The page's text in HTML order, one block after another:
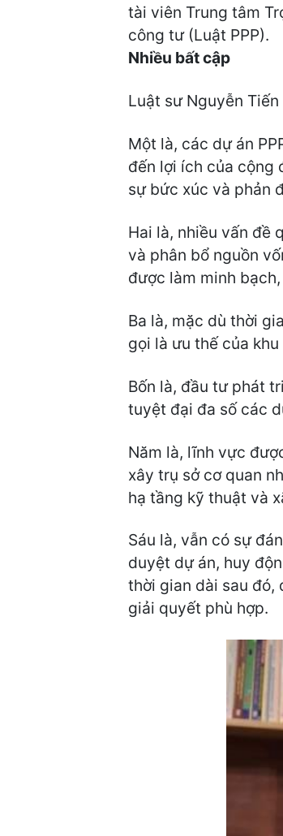
tài viên Trung tâm
công tư (Luật PPP).
Nhiều bất cập
Luật sư Nguyễn
Một là, các dự án
đến lợi ích của cộng
sự bức xúc và phản
Hai là, nhiều vấn đề
và phân bổ nguồn
được làm minh
Ba là, mặc dù thời
gọi là ưu thế của
Bốn là, đầu tư phát
tuyệt đại đa số các
Năm là, lĩnh vực
xây trụ sở cơ quan
hạ tầng kỹ thuật và
Sáu là, vẫn có sự
duyệt dự án, huy
thời gian dài sau đó,
giải quyết phù hợp.